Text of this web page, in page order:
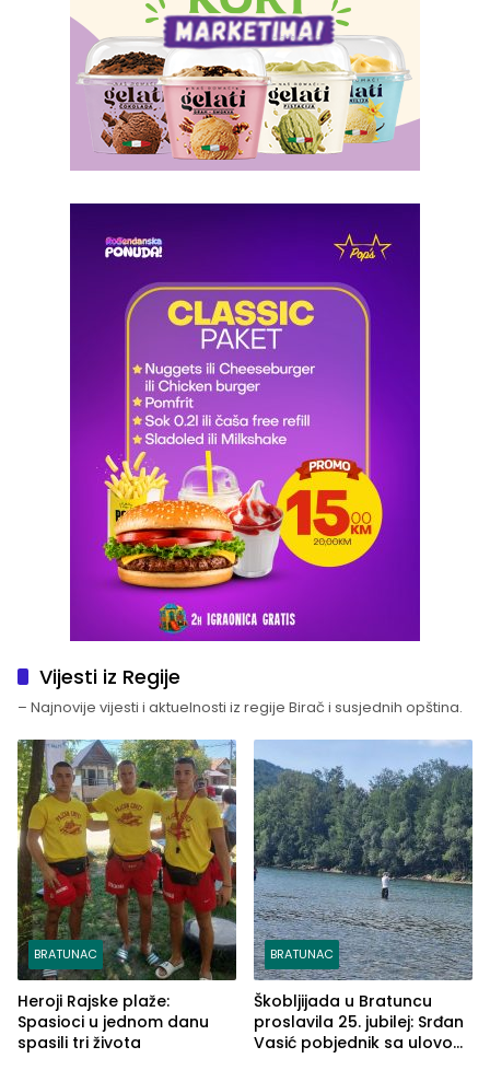
Vijesti iz Regije
– Najnovije vijesti i aktuelnosti iz regije Birač i susjednih opština.
BRATUNAC
Heroji Rajske plaže:
Spasioci u jednom danu
spasili tri života
BRATUNAC
Škobljijada u Bratuncu
proslavila 25. jubilej: Srđan
Vasić pobjednik sa ulovom